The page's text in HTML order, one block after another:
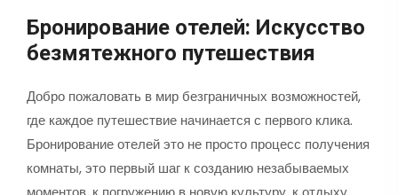
Бронирование отелей: Искусство
безмятежного путешествия
Добро пожаловать в мир безграничных возможностей,
где каждое путешествие начинается с первого клика.
Бронирование отелей это не просто процесс получения
комнаты, это первый шаг к созданию незабываемых